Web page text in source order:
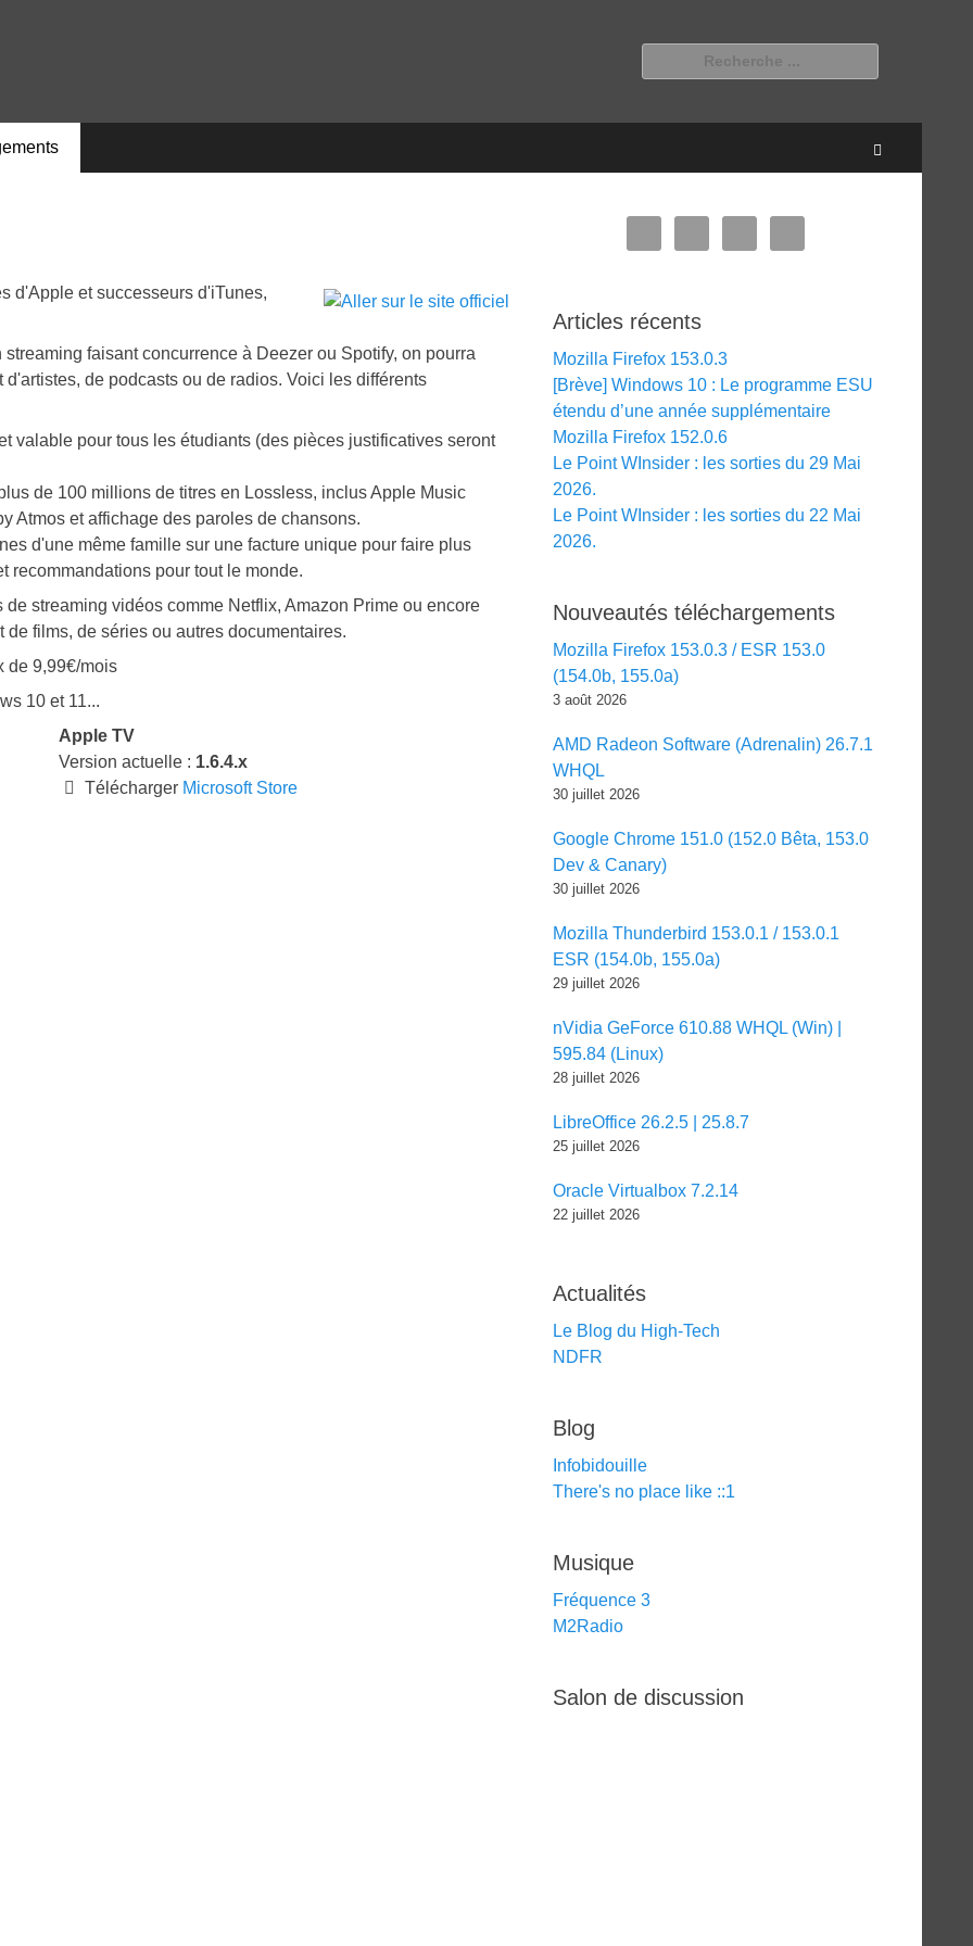
d'Apple et successeurs d'iTunes,
faisant concurrence à Deezer ou Spotify, on pourra
de podcasts ou de radios. Voici les différents
valable pour tous les étudiants (des pièces justificatives seront
de 100 millions de titres en Lossless, inclus Apple Music
Atmos et affichage des paroles de chansons.
d'une même famille sur une facture unique pour faire plus
pour tout le monde.
streaming vidéos comme Netflix, Amazon Prime ou encore
films, de séries ou autres documentaires.
de 9,99€/mois
10 et 11...
Apple TV
Version actuelle : 1.6.4.x
Télécharger Microsoft Store
Articles récents
Mozilla Firefox 153.0.3
[Brève] Windows 10 : Le programme ESU
étendu d’une année supplémentaire
Mozilla Firefox 152.0.6
Le Point WInsider : les sorties du 29 Mai
2026.
Le Point WInsider : les sorties du 22 Mai
2026.
Nouveautés téléchargements
Mozilla Firefox 153.0.3 / ESR 153.0
(154.0b, 155.0a)
3 août 2026
AMD Radeon Software (Adrenalin) 26.7.1
WHQL
30 juillet 2026
Google Chrome 151.0 (152.0 Bêta, 153.0
Dev & Canary)
30 juillet 2026
Mozilla Thunderbird 153.0.1 / 153.0.1
ESR (154.0b, 155.0a)
29 juillet 2026
nVidia GeForce 610.88 WHQL (Win) |
595.84 (Linux)
28 juillet 2026
LibreOffice 26.2.5 | 25.8.7
25 juillet 2026
Oracle Virtualbox 7.2.14
22 juillet 2026
Actualités
Le Blog du High-Tech
NDFR
Blog
Infobidouille
There's no place like ::1
Musique
Fréquence 3
M2Radio
Salon de discussion